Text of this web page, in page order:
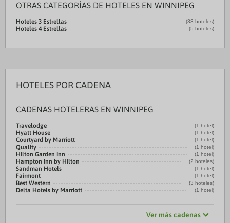
OTRAS CATEGORÍAS DE HOTELES EN WINNIPEG
Hoteles 3 Estrellas (33 hoteles)
Hoteles 4 Estrellas (5 hoteles)
HOTELES POR CADENA
CADENAS HOTELERAS EN WINNIPEG
Travelodge (1 hotel)
Hyatt House (1 hotel)
Courtyard by Marriott (1 hotel)
Quality (1 hotel)
Hilton Garden Inn (1 hotel)
Hampton Inn by Hilton (2 hoteles)
Sandman Hotels (1 hotel)
Fairmont (1 hotel)
Best Western (3 hoteles)
Delta Hotels by Marriott (1 hotel)
Ver más cadenas